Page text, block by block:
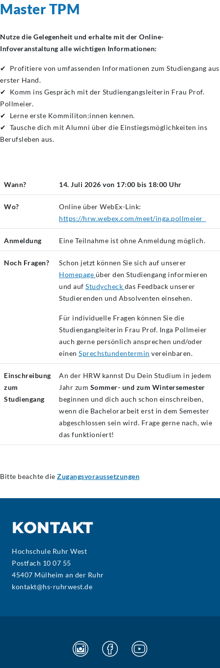
Master TPM
Nutze die Gelegenheit und erhalte mit der Online-
Infoveranstaltung alle wichtigen Informationen:
✔ Profitiere von umfassenden Informationen zum Studiengang aus
erster Hand.
✔ Komm ins Gespräch mit der Studiengangsleiterin Frau Prof.
Pollmeier.
✔ Lerne erste Kommiliton:innen kennen.
✔ Tausche dich mit Alumni über die Einstiegsmöglichkeiten ins
Berufsleben aus.
Wann? 14. Juli 2026 von 17:00 bis 18:00 Uhr
Wo?
Online über WebEx-Link:
https://hrw.webex.com/meet/inga.pollmeier
Anmeldung Eine Teilnahme ist ohne Anmeldung möglich.
Noch Fragen?
Schon jetzt können Sie sich auf unserer
Homepage über den Studiengang informieren
und auf Studycheck das Feedback unserer
Studierenden und Absolventen einsehen.
Für individuelle Fragen können Sie die
Studiengangleiterin Frau Prof. Inga Pollmeier
auch gerne persönlich ansprechen und/oder
einen Sprechstundentermin vereinbaren.
Einschreibung
zum
Studiengang
An der HRW kannst Du Dein Studium in jedem
Jahr zum Sommer- und zum Wintersemester
beginnen und dich auch schon einschreiben,
wenn die Bachelorarbeit erst in dem Semester
abgeschlossen sein wird. Frage gerne nach, wie
das funktioniert!
Bitte beachte die Zugangsvoraussetzungen
KONTAKT
Hochschule Ruhr West
Postfach 10 07 55
45407 Mülheim an der Ruhr
kontakt@hs-ruhrwest.de